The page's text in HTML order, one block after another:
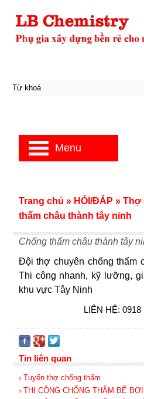
Chống thấm châu thành tây
Đội thợ chuyên chống thấm
Thi công nhanh, kỹ lưỡng,
khu vực Tây Ninh
LIÊN HỆ: 0918
Tin liên quan
› Tuyển thợ chống thấm
› THI CÔNG CHỐNG THẤM BỂ BƠI
Trang chủ » HỎI/ĐÁP » Thợ
thấm châu thành tây ninh
Menu